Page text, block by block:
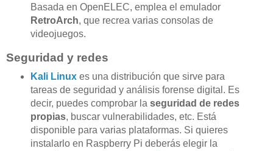
Basada en OpenELEC, emplea el emulador
RetroArch, que recrea varias consolas de
videojuegos.
Seguridad y redes
Kali Linuxes una distribución que sirve para
tareas de seguridad y análisis forense digital. Es
decir, puedes comprobar la seguridad de redes
propias, buscar vulnerabilidades, etc. Está
disponible para varias plataformas. Si quieres
instalarlo en Raspberry Pi deberás elegir la